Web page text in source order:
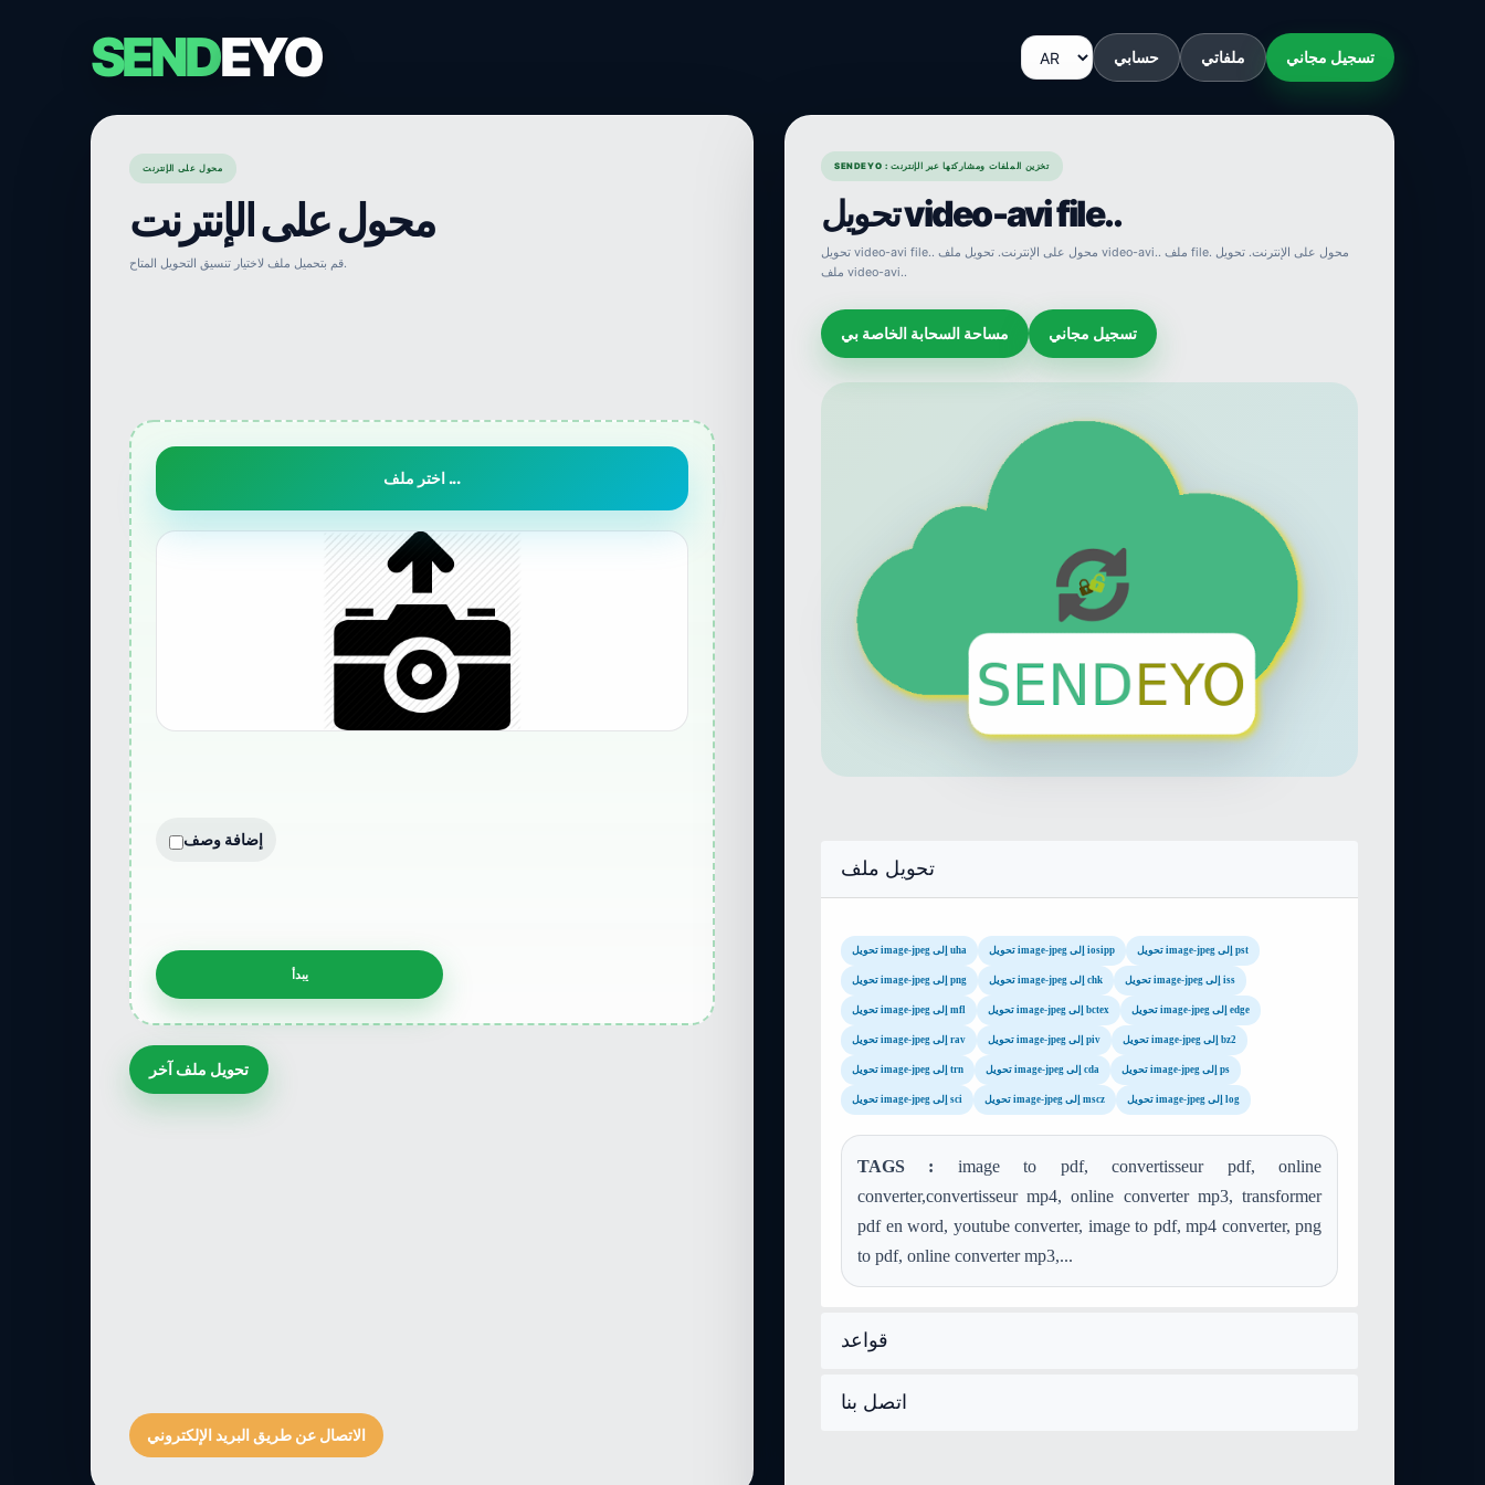
SENDEYO حسابي ملفاتي تسجيل مجاني
محول على الإنترنت
محول على الإنترنت
قم بتحميل ملف لاختيار تنسيق التحويل المتاح.
اختر ملف ...
إضافة وصف
تحويل ملف آخر
الاتصال عن طريق البريد الإلكتروني
SENDEYO : تخزين الملفات ومشاركتها عبر الإنترنت
تحويل video-avi file..
تحويل video-avi file.. محول على الإنترنت. تحويل ملف video-avi.. ملف file. محول على الإنترنت. تحويل
ملف video-avi..
مساحة السحابة الخاصة بي تسجيل مجاني
تحويل ملف
تحويل image-jpeg إلى uha تحويل image-jpeg إلى iosipp تحويل image-jpeg إلى pst
تحويل image-jpeg إلى png تحويل image-jpeg إلى chk تحويل image-jpeg إلى iss
تحويل image-jpeg إلى mfl تحويل image-jpeg إلى bctex تحويل image-jpeg إلى edge
تحويل image-jpeg إلى rav تحويل image-jpeg إلى piv تحويل image-jpeg إلى bz2
تحويل image-jpeg إلى trn تحويل image-jpeg إلى cda تحويل image-jpeg إلى ps
تحويل image-jpeg إلى sci تحويل image-jpeg إلى mscz تحويل image-jpeg إلى log
TAGS : image to pdf, convertisseur pdf, online
converter,convertisseur mp4, online converter mp3, transformer
pdf en word, youtube converter, image to pdf, mp4 converter, png
to pdf, online converter mp3,...
قواعد
اتصل بنا